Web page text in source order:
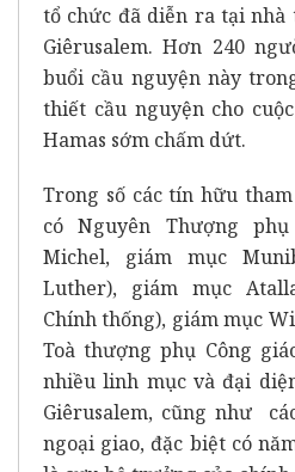
tổ chức đã diễn ra tại nhà
Giêrusalem. Hơn 240
buổi cầu nguyện này
thiết cầu nguyện cho
Hamas sớm chấm dứt.
Trong số các tín hữu
có Nguyên Thượng phụ
Michel, giám mục
Luther), giám mục
Chính thống), giám mục
Toà thượng phụ Công
nhiều linh mục và đại
Giêrusalem, cũng như
ngoại giao, đặc biệt có